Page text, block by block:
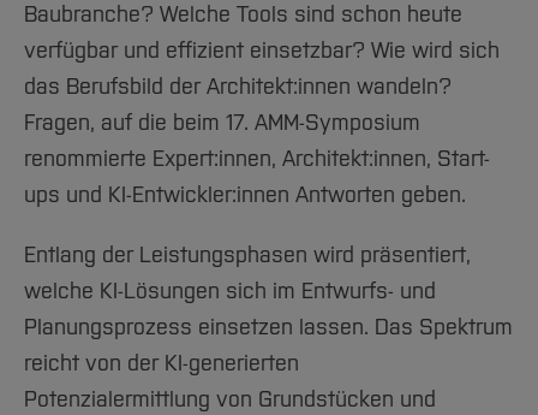
Baubranche? Welche Tools sind schon heute
verfügbar und effizient einsetzbar? Wie wird sich
das Berufsbild der Architekt:innen wandeln?
Fragen, auf die beim 17. AMM-Symposium
renommierte Expert:innen, Architekt:innen, Start-
ups und KI-Entwickler:innen Antworten geben.
Entlang der Leistungsphasen wird präsentiert,
welche KI-Lösungen sich im Entwurfs- und
Planungsprozess einsetzen lassen. Das Spektrum
reicht von der KI-generierten
Potenzialermittlung von Grundstücken und